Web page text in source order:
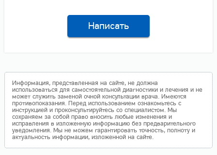
Написать
Информация, представленная на сайте, не должна
использоваться для самостоятельной диагностики и лечения и не
может служить заменой очной консультации врача. Имеются
противопоказания. Перед использованием ознакомьтесь с
инструкцией и проконсультируйтесь со специалистом. Мы
сохраняем за собой право вносить любые изменения и
исправления в изложенную информацию без предварительного
уведомления. Мы не можем гарантировать точность, полноту и
актуальность информации, изложенной на сайте.